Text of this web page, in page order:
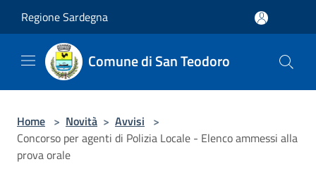
Regione Sardegna
Comune di San Teodoro
Home > Novità > Avvisi >
Concorso per agenti di Polizia Locale - Elenco ammessi alla
prova orale